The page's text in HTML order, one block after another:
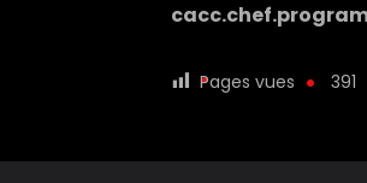
Pages vues 391